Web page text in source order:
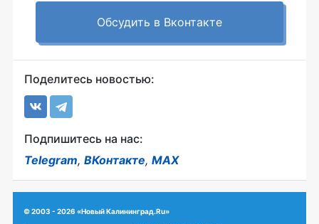
Обсудить в Вконтакте
Поделитесь новостью:
Подпишитесь на нас:
Telegram, ВКонтакте, MAX
© 2003 - 2026 «Новый Калининград.Ru»